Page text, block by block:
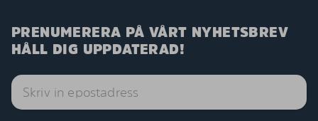
PRENUMERERA PÅ VÅRT NYHETSBREV
HÅLL DIG UPPDATERAD!